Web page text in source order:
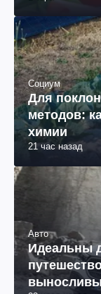
Социум
Для
методов:
химии
21 час назад
Авто
Идеальны